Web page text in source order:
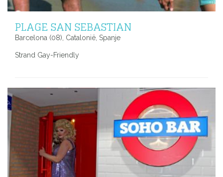
PLAGE SAN SEBASTIAN
Barcelona (08), Catalonië, Spanje
Strand Gay-Friendly